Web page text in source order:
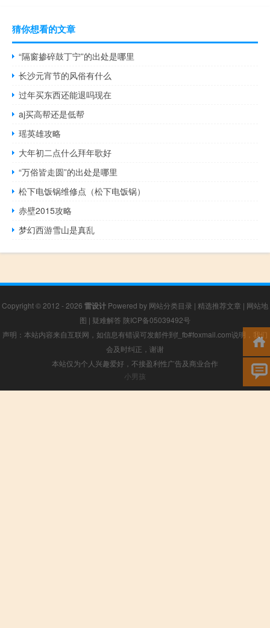
猜你想看的文章
“隔窗掺碎鼓丁宁”的出处是哪里
长沙元宵节的风俗有什么
过年买东西还能退吗现在
aj买高帮还是低帮
瑶英雄攻略
大年初二点什么拜年歌好
“万俗皆走圆”的出处是哪里
松下电饭锅维修点（松下电饭锅）
赤壁2015攻略
梦幻西游雪山是真乱
Copyright © 2012 - 2026 雷设计 Powered by 网站分类目录 | 精选推荐文章 | 网站地
图 | 疑难解答 陕ICP备05039492号
声明：本站内容来自互联网，如信息有错误可发邮件到f_fb#foxmail.com说明，我们
会及时纠正，谢谢
本站仅为个人兴趣爱好，不接盈利性广告及商业合作
小男孩